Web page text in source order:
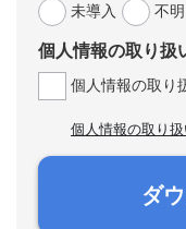
未導入
不明
個人情報の取り扱
個人情報の取り
個人情報の取り
ダ